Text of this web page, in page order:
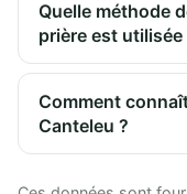
Quelle méthode
prière est utilisée
Comment
Canteleu ?